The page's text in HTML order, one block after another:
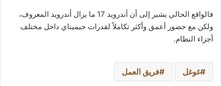
فالواقع الحالي يشير إلى أن أندرويد 17 ما يزال أندرويد المعروف،
ولكن مع حضور أعمق وأكثر تكاملاً لقدرات جيميناي داخل مختلف
أجزاء النظام.
غوغل فريق العمل